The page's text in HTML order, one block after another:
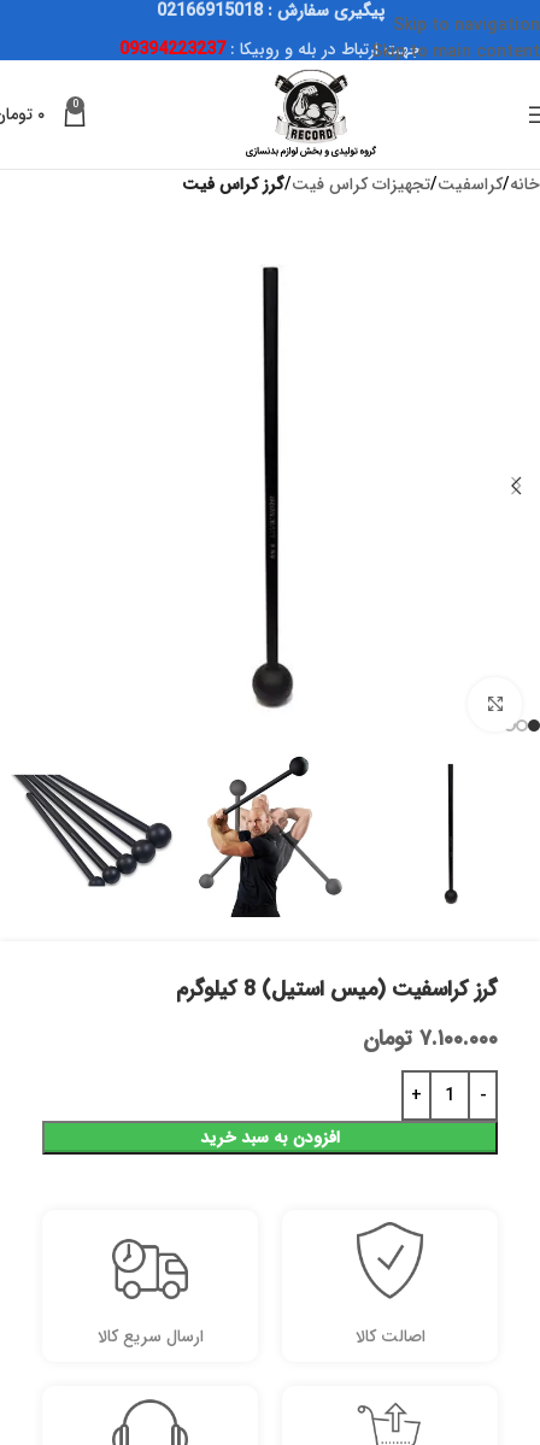
Skip to navigation
Skip to main content
پیگیری سفارش : 02166915018
جهت ارتباط در بله و روبیکا :09394223237
0 ۰
خانه کراسفیت تجهیزات کراس فیت گرز کراس فیت
گرز کراسفیت (میس استیل) 8 کیلوگرم
۷.۱۰۰.۰۰۰ تومان
افزودن به سبد خرید
اصالت کالا ارسال سریع کالا